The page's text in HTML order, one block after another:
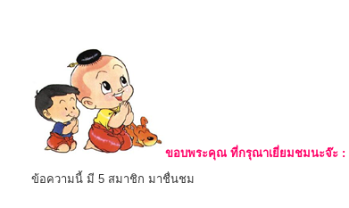
ขอบพระคุณ ที่กรุณาเยี่ยมชมนะจ๊ะ :
ข้อความนี้ มี 5 สมาชิก มาชื่นชม